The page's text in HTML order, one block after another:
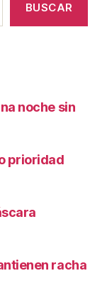
BUSCAR
noche sin
prioridad
racha